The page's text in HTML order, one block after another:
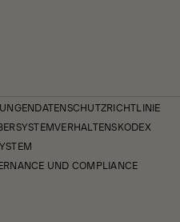
DATENSCHUTZRICHTLINIE
VERHALTENSKODEX
UND COMPLIANCE